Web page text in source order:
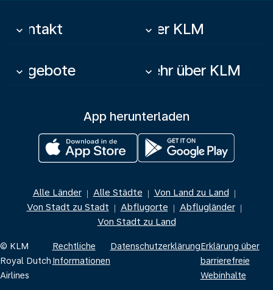
Kontakt
keyboard_arrow_down Über KLM
keyboard_arrow_down
Angebote
keyboard_arrow_down Mehr über KLM
keyboard_arrow_down
App herunterladen
Alle Länder | Alle Städte | Von Land zu Land |
Von Stadt zu Stadt | Abflugorte | Abflugländer |
Von Stadt zu Land
© KLM
Royal Dutch
Airlines
Rechtliche
Informationen
DatenschutzerklärungErklärung über
barrierefreie
Webinhalte